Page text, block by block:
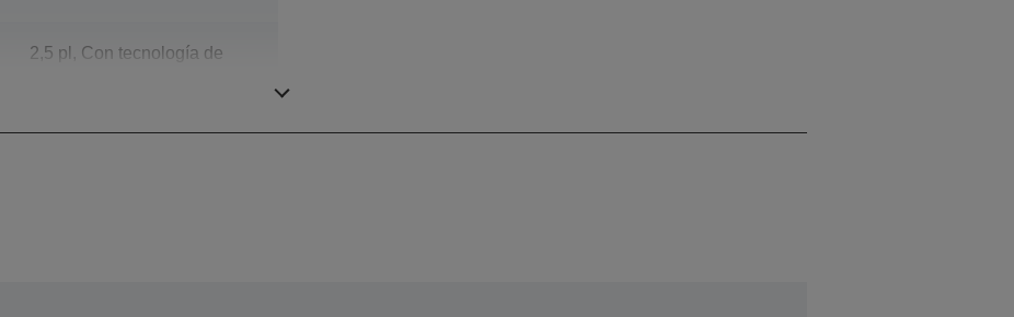
2,5 pl, Con tecnología de